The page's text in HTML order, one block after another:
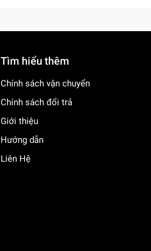
Tìm hiểu thêm
Chính sách vận chuyển
Chính sách đổi trả
Giới thiệu
Hướng dẫn
Liên Hệ